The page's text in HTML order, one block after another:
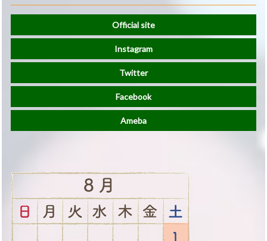
Official site
Instagram
Twitter
Facebook
Ameba